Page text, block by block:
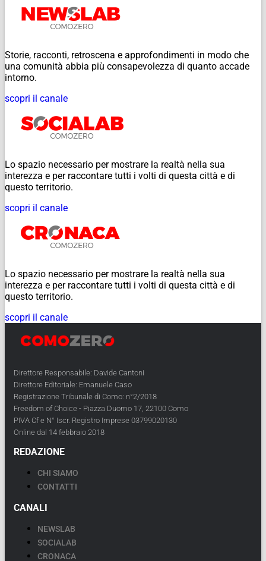
Storie, racconti, retroscena e approfondimenti in modo che
una comunità abbia più consapevolezza di quanto accade
intorno.
scopri il canale
Lo spazio necessario per mostrare la realtà nella sua
interezza e per raccontare tutti i volti di questa città e di
questo territorio.
scopri il canale
Lo spazio necessario per mostrare la realtà nella sua
interezza e per raccontare tutti i volti di questa città e di
questo territorio.
scopri il canale
Direttore Responsabile: Davide Cantoni
Direttore Editoriale: Emanuele Caso
Registrazione Tribunale di Como: n°2/2018
Freedom of Choice - Piazza Duomo 17, 22100 Como
PIVA Cf e N° Iscr. Registro Imprese 03799020130
Online dal 14 febbraio 2018
REDAZIONE
CHI SIAMO
CONTATTI
CANALI
NEWSLAB
SOCIALAB
CRONACA